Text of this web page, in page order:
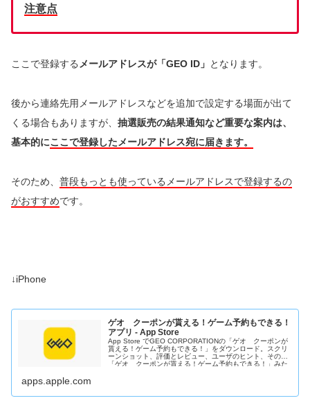
注意点
ここで登録する メールアドレスが「GEO ID」 となります。
後から連絡先用メールアドレスなどを追加で設定する場面が出て
くる場合もありますが、 抽選販売の結果通知など重要な案内は、
基本的にここで登録したメールアドレス宛に届きます。
そのため、 普段もっとも使っているメールアドレスで登録するの
がおすすめです。
↓iPhone
ゲオ クーポンが貰える！ゲーム予約もできる！
アプリ - App Store
App Store でGEO CORPORATIONの「ゲオ クーポンが
貰える！ゲーム予約もできる！」をダウンロード。スクリ
ーンショット、評価とレビュー、ユーザのヒント、その他
「ゲオ クーポンが貰える！ゲーム予約もできる！」みた
apps.apple.com